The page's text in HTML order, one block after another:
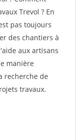
Trevol ? En
pas toujours
des chantiers à
aux artisans
manière
recherche de
travaux.